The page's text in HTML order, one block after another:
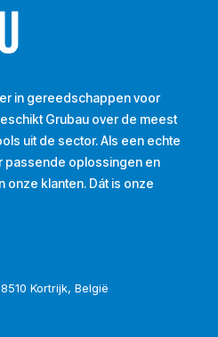
in gereedschappen voor
Grubau over de meest
uit de sector. Als een echte
passende oplossingen en
onze klanten. Dát is onze
Kortrijk, België